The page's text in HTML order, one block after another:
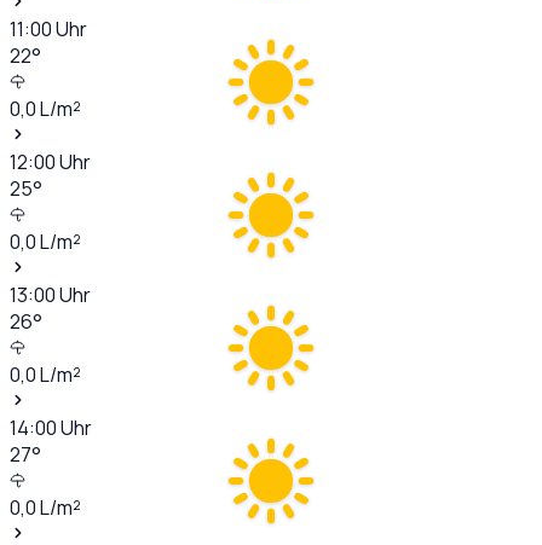
11:00Uhr
22°
0,0L/m²
12:00Uhr
25°
0,0L/m²
13:00Uhr
26°
0,0L/m²
14:00Uhr
27°
0,0L/m²